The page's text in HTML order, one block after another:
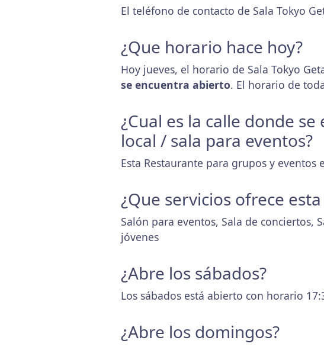
El teléfono de contacto de Sala Tokyo
¿Que horario hace hoy?
Hoy jueves, el horario de Sala Tokyo
se encuentra abierto. El horario de
¿Cual es la calle donde
local / sala para eventos?
Esta Restaurante para grupos y eventos
¿Que servicios ofrece
Salón para eventos, Sala de conciertos,
jóvenes
¿Abre los sábados?
Los sábados está abierto con horario
¿Abre los domingos?